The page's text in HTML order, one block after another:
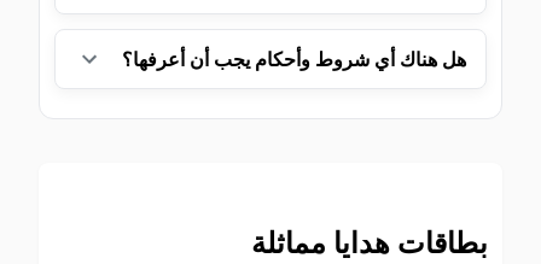
هل هناك أي شروط وأحكام يجب أن أعرفها؟
بطاقات هدايا مماثلة